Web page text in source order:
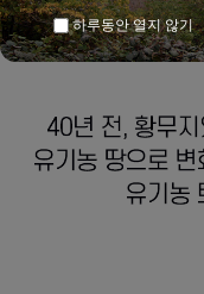
하루동안 열지 않기